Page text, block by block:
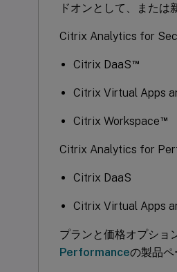
ドオンとして、または
Citrix Analytics for
Citrix DaaS™
Citrix Virtual Apps
Citrix Workspace™
Citrix Analytics for
Citrix DaaS
Citrix Virtual Apps
プランと価格オプショ
Performanceの製品ペ